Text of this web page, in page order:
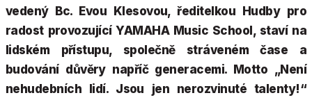
vedený Bc. Evou Klesovou, ředitelkou Hudby pro
radost provozující YAMAHA Music School, staví na
lidském přístupu, společně stráveném čase a
budování důvěry napříč generacemi. Motto „Není
nehudebních lidí. Jsou jen nerozvinuté talenty!“